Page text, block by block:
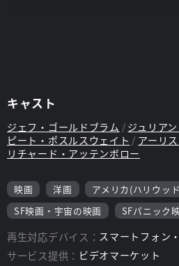
キャスト
ジェフ・ゴールドブラム
ジュリア
ピート・ポスルスウェイト
アーリ
リチャード・アッテンボロー
映画 洋画
アメリカ(ハリウッ
SF映画・宇宙の映画
SFパニック
再生対応デバイス： スマートフォン
サービス提供： ビデオマーケット